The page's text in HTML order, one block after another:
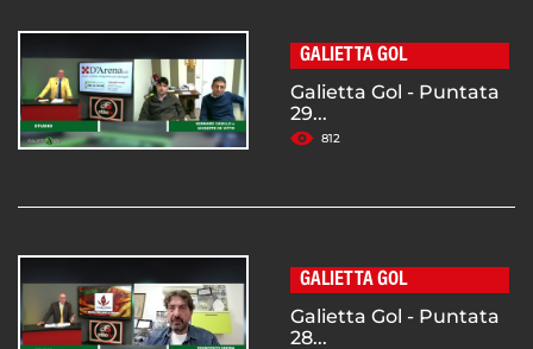
GALIETTA GOL
Galietta Gol - Puntata
29...
812
GALIETTA GOL
Galietta Gol - Puntata
28...